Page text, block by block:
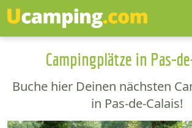
Campingplätze in Pas-
Buche hier Deinen nächsten
in Pas-de-Calais!